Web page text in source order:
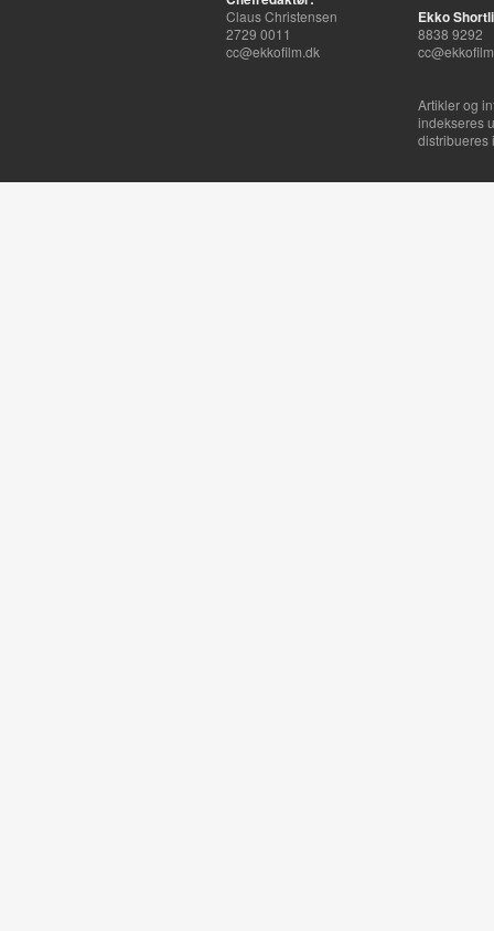
Claus Christensen
2729 0011
cc@ekkofilm.dk
Ekko
8838 9292
Artikler og
indekseres
distribueres